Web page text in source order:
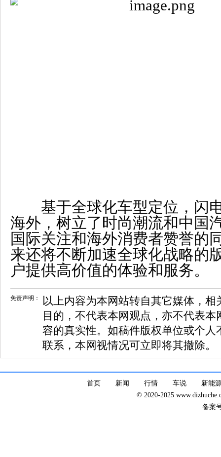
基于全球化车型定位，闪电
海外，树立了时尚潮流和中国
国际关注和海外消费者赞誉的
来还将不断加速全球化战略的
户提供高价值的体验和服务。
免责声明：
以上内容为本网站转自其它媒体，
目的，不代表本网观点，亦不代表
容的真实性。如稿件版权单位或个
联系，本网视情况可立即将其撤除。
首页 新闻 行情 车说
新能
© 2020-2025
备案